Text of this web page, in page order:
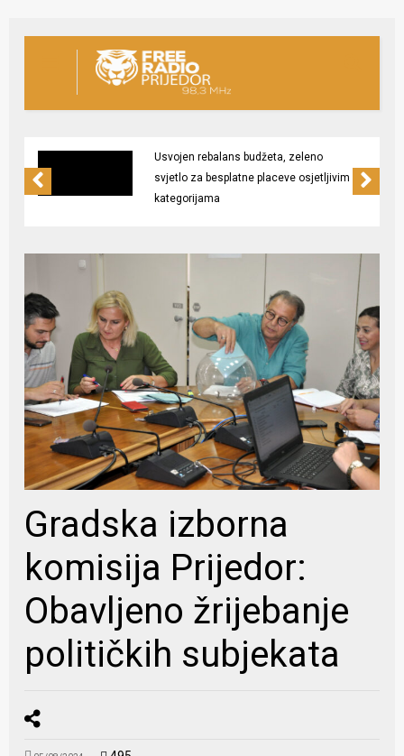
Usvojen rebalans budžeta, zeleno
svjetlo za besplatne placeve osjetljivim
kategorijama
Gradska izborna
komisija Prijedor:
Obavljeno žrijebanje
političkih subjekata